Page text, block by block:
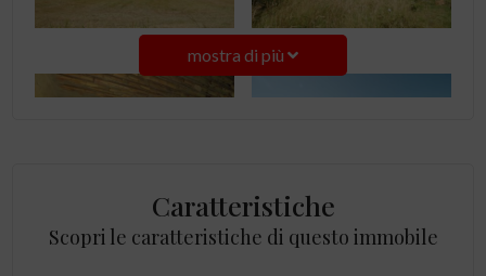
mostra di più
Caratteristiche
Scopri le caratteristiche di questo immobile